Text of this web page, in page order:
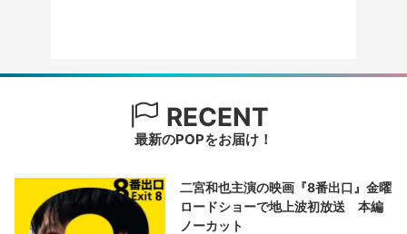
RECENT
最新のPOPをお届け！
二宮和也主演の映画『8番出口』金曜
ロードショーで地上波初放送 本編
ノーカット